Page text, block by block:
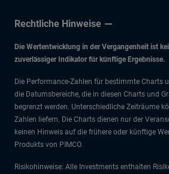
Rechtliche Hinweise
Die Wertentwicklung in der Vergangenheit ist
zuverlässiger Indikator für künftige Ergebnisse.
Die Performance-Zahlen für bestimmte Charts
die Datumsbereiche, die in diesen Charts und
begrenzt werden. Unterschiedliche Zeiträume
Zahlen liefern. Die Charts dienen nur der
keinen Hinweis auf die frühere oder künftige
Produkts von PIMCO.
Risikohinweise: Alle Investments enthalten